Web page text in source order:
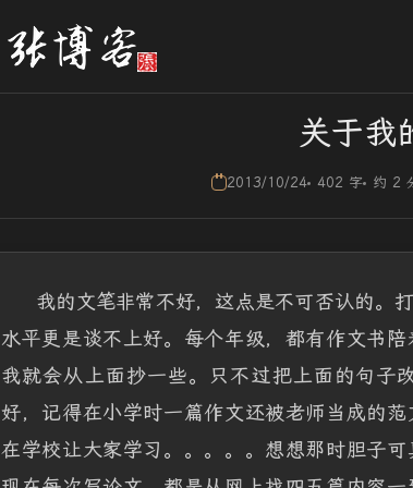
关于我
2013/10/24 402 字 约 2
我的文笔非常不好，这点是不可否认的。
水平更是谈不上好。每个年级，都有作文书
我就会从上面抄一些。只不过把上面的句子
好，记得在小学时一篇作文还被老师当成的
在学校让大家学习。。。。。想想那时胆子